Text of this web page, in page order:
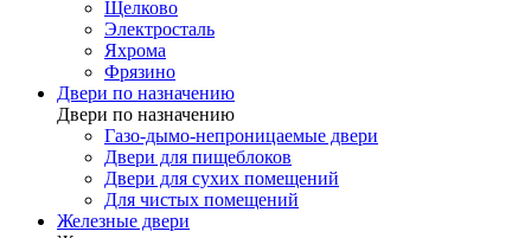
Щелково
Электросталь
Яхрома
Фрязино
Двери по назначению
Двери по назначению
Газо-дымо-непроницаемые двери
Двери для пищеблоков
Двери для сухих помещений
Для чистых помещений
Железные двери